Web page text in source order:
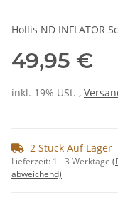
Hollis ND INFLATOR
49,95 €
inkl. 19% USt. ,
2 Stück Auf Lager
Lieferzeit: 1 - 3 Werktage
abweichend)